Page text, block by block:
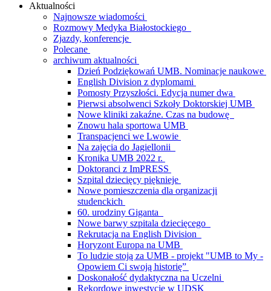
Aktualności
Najnowsze wiadomości
Rozmowy Medyka Białostockiego
Zjazdy, konferencje
Polecane
archiwum aktualności
Dzień Podziękowań UMB. Nominacje naukowe
English Division z dyplomami
Pomosty Przyszłości. Edycja numer dwa
Pierwsi absolwenci Szkoły Doktorskiej UMB
Nowe kliniki zakaźne. Czas na budowę
Znowu hala sportowa UMB
Transpacjenci we Lwowie
Na zajęcia do Jagiellonii
Kronika UMB 2022 r.
Doktoranci z ImPRESS
Szpital dziecięcy pięknieje
Nowe pomieszczenia dla organizacji
studenckich
60. urodziny Giganta
Nowe barwy szpitala dziecięcego
Rekrutacja na English Division
Horyzont Europa na UMB
To ludzie stoją za UMB - projekt "UMB to My -
Opowiem Ci swoją historię”
Doskonałość dydaktyczna na Uczelni
Rekordowe inwestycje w UDSK